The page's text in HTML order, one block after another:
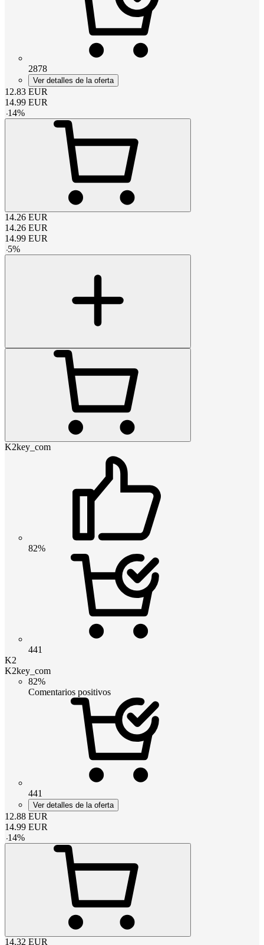
2878
Ver detalles de la oferta
12.83 EUR
14.99 EUR
-14%
14.26 EUR
14.26 EUR
14.99 EUR
-5%
K2key_com
82%
441
K2
K2key_com
82%
Comentarios positivos
441
Ver detalles de la oferta
12.88 EUR
14.99 EUR
-14%
14.32 EUR